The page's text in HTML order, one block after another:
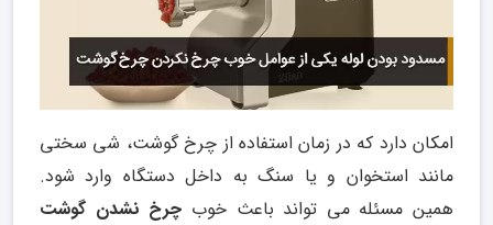
امکان دارد که در زمان استفاده از چرخ گوشت، شی سختی
مانند استخوان و یا سنگ به داخل دستگاه وارد شود.
همین مسئله می تواند باعث خوب چرخ نشدن گوشت